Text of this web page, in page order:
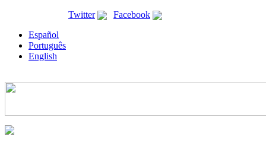
Twitter Facebook
Español
Português
English